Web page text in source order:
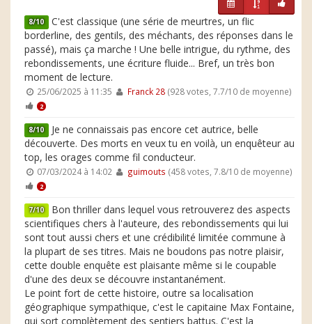
8/10 C'est classique (une série de meurtres, un flic
borderline, des gentils, des méchants, des réponses dans le
passé), mais ça marche ! Une belle intrigue, du rythme, des
rebondissements, une écriture fluide... Bref, un très bon
moment de lecture.
25/06/2025 à 11:35 Franck 28(928 votes, 7.7/10 de moyenne)
2
8/10 Je ne connaissais pas encore cet autrice, belle
découverte. Des morts en veux tu en voilà, un enquêteur au
top, les orages comme fil conducteur.
07/03/2024 à 14:02 guimouts (458 votes, 7.8/10 de moyenne)
2
7/10 Bon thriller dans lequel vous retrouverez des aspects
scientifiques chers à l'auteure, des rebondissements qui lui
sont tout aussi chers et une crédibilité limitée commune à
la plupart de ses titres. Mais ne boudons pas notre plaisir,
cette double enquête est plaisante même si le coupable
d'une des deux se découvre instantanément.
Le point fort de cette histoire, outre sa localisation
géographique sympathique, c'est le capitaine Max Fontaine,
qui sort complètement des sentiers battus. C'est la